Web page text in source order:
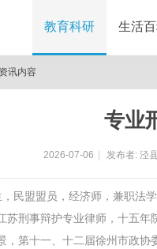
教育科研 生活
资讯内容
专业
2026-07-06 发布者: 泾
民盟盟员，经济师，兼职法
苏刑事辩护专业律师，十五
，第十一、十二届徐州市政